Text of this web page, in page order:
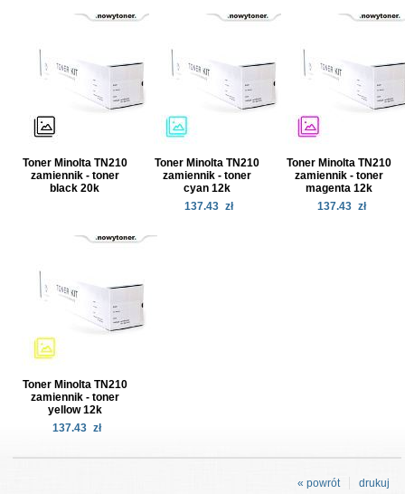
Toner Minolta TN210
zamiennik - toner
black 20k
Toner Minolta TN210
zamiennik - toner
cyan 12k
137.43 zł
Toner Minolta TN210
zamiennik - toner
magenta 12k
137.43 zł
Toner Minolta TN210
zamiennik - toner
yellow 12k
137.43 zł
drukuj
« powrót